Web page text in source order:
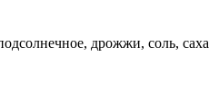
дрожжи, соль,